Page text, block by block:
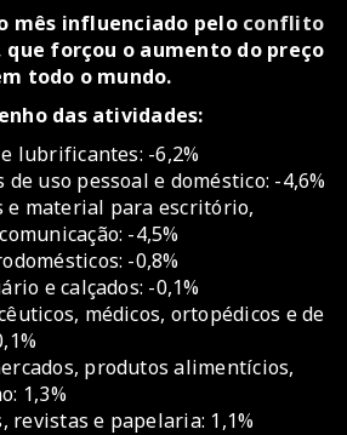
mês influenciado pelo conflito
que forçou o aumento do preço
todo o mundo.
das atividades:
lubrificantes: -6,2%
uso pessoal e doméstico: -4,6%
e material para escritório,
-4,5%
-0,8%
e calçados: -0,1%
médicos, ortopédicos e de
produtos alimentícios,
1,3%
revistas e papelaria: 1,1%